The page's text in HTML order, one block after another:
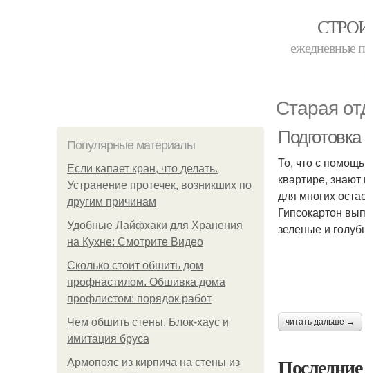
ежедневные
Старая
Популярные материалы
Если капает кран, что делать.
Устранение протечек, возникших по
другим причинам
Удобные Лайфхаки для Хранения
на Кухне: Смотрите Видео
Сколько стоит обшить дом
профнастилом. Обшивка дома
профлистом: порядок работ
Чем обшить стены. Блок-хаус и
имитация бруса
Армопояс из кирпича на стены из
То, что с
квартире,
для многих
Гипсокартон
зеленые и
читать дальше →